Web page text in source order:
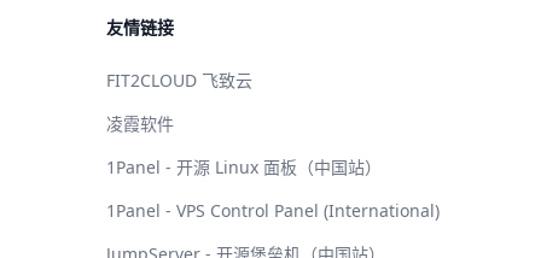
友情链接
FIT2CLOUD 飞致云
凌霞软件
1Panel - 开源 Linux 面板（中国站）
1Panel - VPS Control Panel (International)